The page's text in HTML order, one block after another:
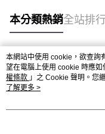
本分類熱銷全站排行
熱門標籤
本網站中使用 cookie，欲查詢
望在電腦上使用 cookie 時應
權條款 」之 Cookie 聲明。您
用條款之 Cookie 聲明使用
了解更多 >